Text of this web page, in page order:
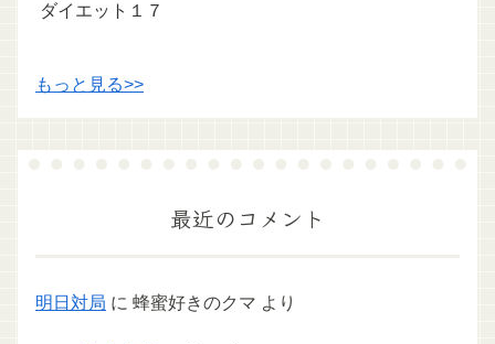
ダイエット１７
もっと見る>>
最近のコメント
明日対局 に 蜂蜜好きのクマ より